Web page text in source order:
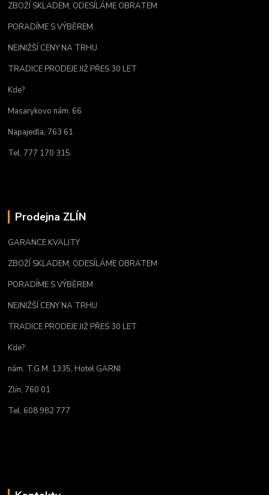
ZBOŽÍ SKLADEM, ODESÍLÁME OBRATEM
PORADÍME S VÝBĚREM
NEJNIŽŠÍ CENY NA TRHU
TRADICE PRODEJE JIŽ PŘES 30 LET
Kde?
Masarykovo nám. 66
Napajedla, 763 61
Tel. 777 170 315
Prodejna ZLÍN
GARANCE KVALITY
ZBOŽÍ SKLADEM, ODESÍLÁME OBRATEM
PORADÍME S VÝBĚREM
NEJNIŽŠÍ CENY NA TRHU
TRADICE PRODEJE JIŽ PŘES 30 LET
Kde?
nám. T.G.M. 1335, Hotel GARNI
Zlín, 760 01
Tel. 608 982 777